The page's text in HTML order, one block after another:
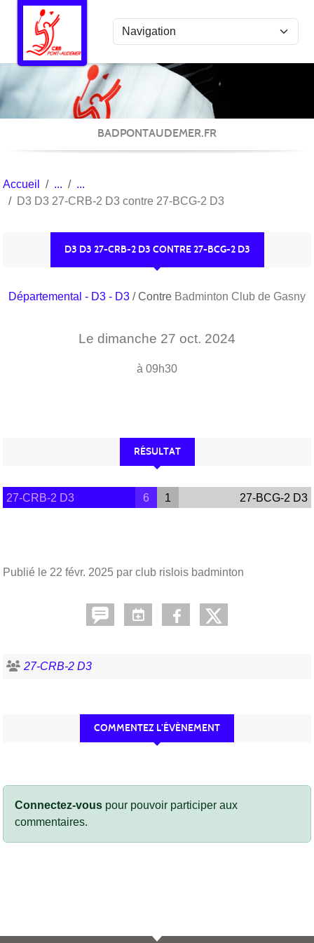
BADPONTAUDEMER.FR
Accueil
D3 D3 27-CRB-2 D3 contre 27-BCG-2 D3
D3 D3 27-CRB-2 D3 CONTRE 27-BCG-2 D3
Départemental - D3 - D3 / Contre Badminton Club de Gasny
Le dimanche 27 oct. 2024
à 09h30
RÉSULTAT
27-CRB-2 D3 6 1 27-BCG-2 D3
Publié le 22 févr. 2025 par club rislois badminton
27-CRB-2 D3
COMMENTEZ L’ÉVÈNEMENT
Connectez-vous pour pouvoir participer aux
commentaires.
Panneau de gestion des cookies